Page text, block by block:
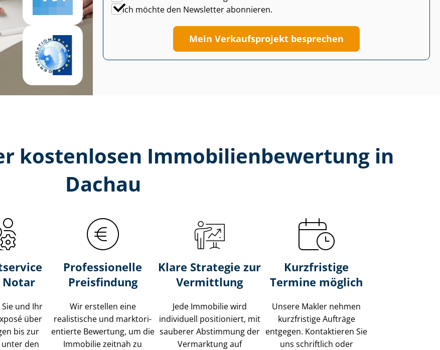
Ich möchte den Newsletter abonnieren.
Mein Verkaufsprojekt besprechen
kostenlosen Im­mo­bi­li­en­be­wer­tung in
Dachau
Notar
und Ihr
über
bis zur
den
Professionelle
Preisfindung
Wir erstellen eine
realistische und markt­ori­
en­tier­te Bewertung, um die
Immobilie zeitnah zu
Klare Strategie zur
Vermittlung
Jede Immobilie wird
individuell positioniert, mit
sauberer Abstimmung der
Vermarktung auf
Kurzfristige
Termine möglich
Unsere Makler nehmen
kurzfristige Aufträge
entgegen. Kontaktieren Sie
uns schriftlich oder